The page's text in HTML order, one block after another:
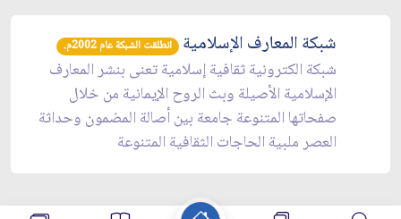
شبكة المعارف الإسلامية انطلقت الشبكة عام 2002م.
شبكة الكترونية ثقافية إسلامية تعنى بنشر المعارف
الإسلامية الأصيلة وبث الروح الإيمانية من خلال
صفحاتها المتنوعة جامعة بين أصالة المضمون وحداثة
العصر ملبية الحاجات الثقافية المتنوعة